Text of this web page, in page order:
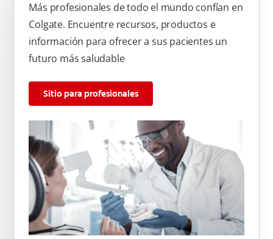
Más profesionales de todo el mundo confían en
Colgate. Encuentre recursos, productos e
información para ofrecer a sus pacientes un
futuro más saludable
Sitio para profesionales